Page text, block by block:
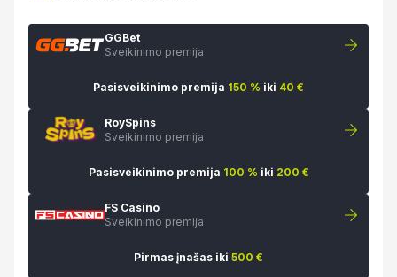
GGBet
Sveikinimo premija
Pasisveikinimo premija 150 % iki 40 €
RoySpins
Sveikinimo premija
Pasisveikinimo premija 100 % iki 200 €
FS Casino
Sveikinimo premija
Pirmas įnašas iki 500 €